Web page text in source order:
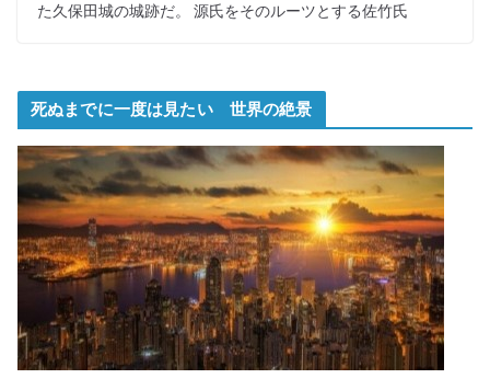
た久保田城の城跡だ。 源氏をそのルーツとする佐竹氏
死ぬまでに一度は見たい 世界の絶景